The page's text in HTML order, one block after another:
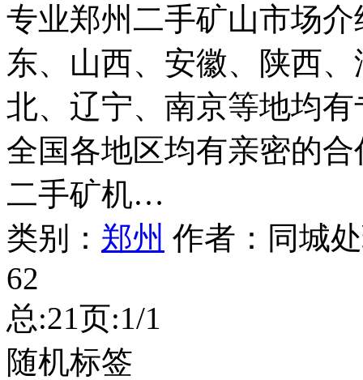
专业郑州二手矿山市场
东、山西、安徽、陕西
北、辽宁、南京等地均
全国各地区均有亲密的
二手矿机…
类别： 郑州 作者： 同城
62
总:21页:1/1
随机标签